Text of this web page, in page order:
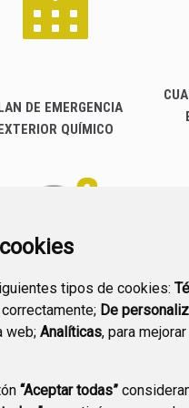
tipos de cookies:
De
web; Analíticas, para
“Aceptar todas”
DE EMERGENCIA
QUÍMICO
PREGUNTAS
FRECUENTES